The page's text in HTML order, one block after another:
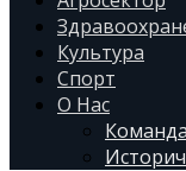
Культура
Спорт
О Нас
Команда